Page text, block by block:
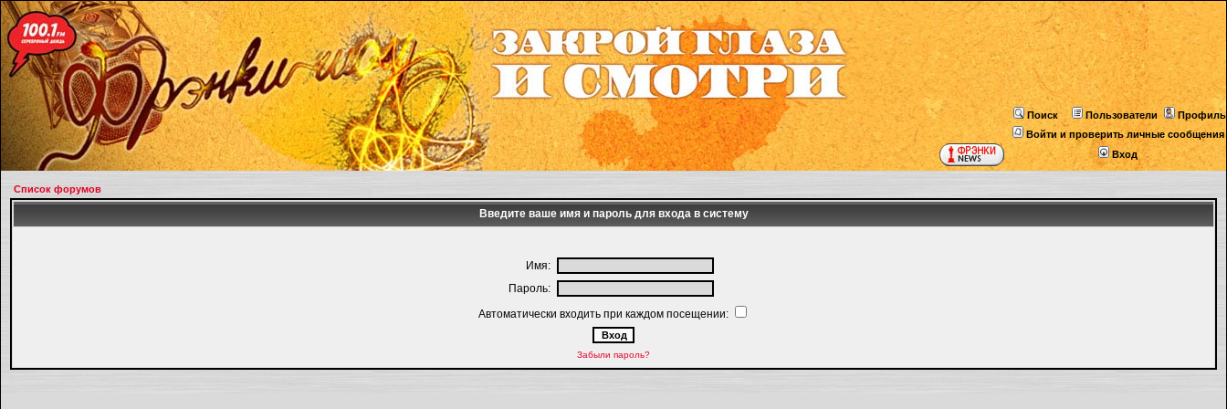
Поиск Пользователи
Профиль
Войти и проверить личные сообщения
Вход
Список форумов
Введите ваше имя и пароль для входа в систему
Имя:
Пароль:
Автоматически входить при каждом посещении:
Забыли пароль?